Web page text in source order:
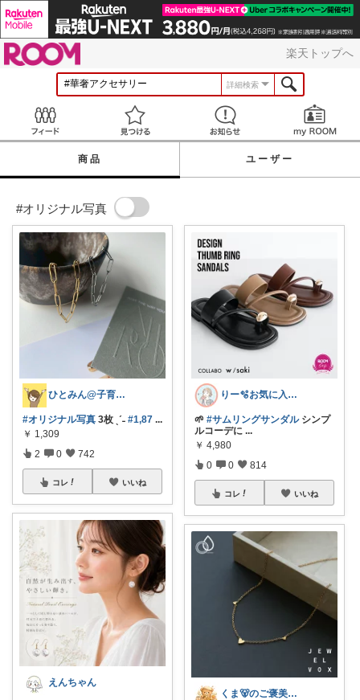
楽天トップへ
詳細検索
見つける お知らせ
商品 ユーザー
#オリジナル写真
ひとみん@子育てと可愛いもの好き⚮̈
#オリジナル写真 3枚 ˎˊ˗ #1,87 ...
￥ 1,309
2 0 742
コレ いいね
えんちゃん
りー🫧お気に入りのある暮らし🧺
🌱 #サムリングサンダルシンプ
ルコーデに ...
￥ 4,980
0 0 814
コレ いいね
くま🐻のご褒美ROOM🍯